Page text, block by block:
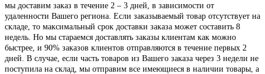
мы доставим заказ в течение 2 – 3 дней, в зависимости от
удаленности Вашего региона. Если заказываемый товар отсутствует на
складе, то максимальный срок доставки заказа может составить 8
недель. Но мы стараемся доставлять заказы клиентам как можно
быстрее, и 90% заказов клиентов отправляются в течение первых 2
дней. В случае, если часть товаров из Вашего заказа через 3 недели не
поступила на склад, мы отправим все имеющиеся в наличии товары, а